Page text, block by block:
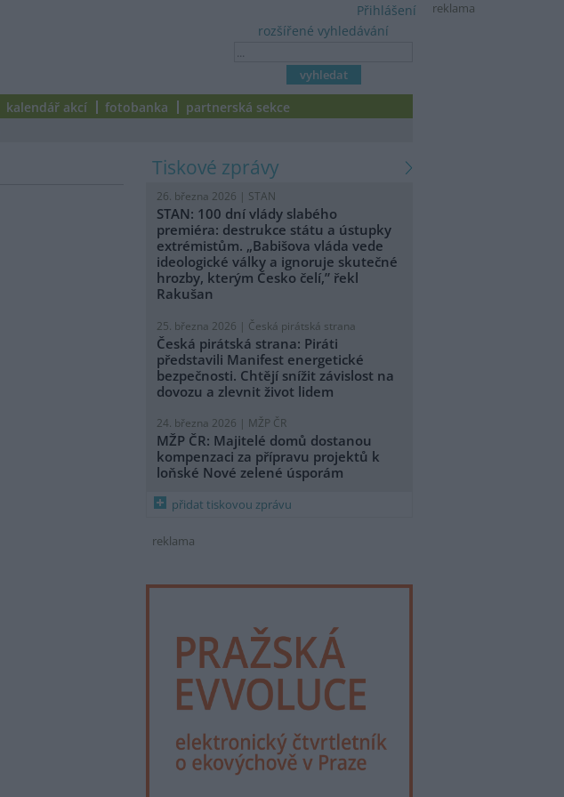
reklama
rozšířené vyhledávání
Přihlášení
kalendář akcí fotobanka partnerská sekce
tiskové zprávy
26. března 2026 | STAN
STAN: 100 dní vlády slabého
premiéra: destrukce státu a ústupky
extrémistům. „Babišova vláda vede
ideologické války a ignoruje skutečné
hrozby, kterým Česko čelí,” řekl
Rakušan
25. března 2026 | Česká pirátská strana
Česká pirátská strana: Piráti
představili Manifest energetické
bezpečnosti. Chtějí snížit závislost na
dovozu a zlevnit život lidem
24. března 2026 | MŽP ČR
MŽP ČR: Majitelé domů dostanou
kompenzaci za přípravu projektů k
loňské Nové zelené úsporám
přidat tiskovou zprávu
reklama